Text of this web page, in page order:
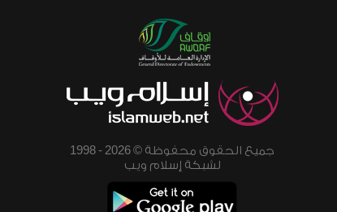
جميع الحقوق محفوظة © 2026 - 1998
لشبكة إسلام ويب